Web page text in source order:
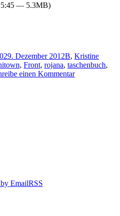
5:45 — 5.3MB)
29. Dezember 2012B, Kristine
, Front, rojana, taschenbuch,
einen Kommentarzu
by EmailRSS